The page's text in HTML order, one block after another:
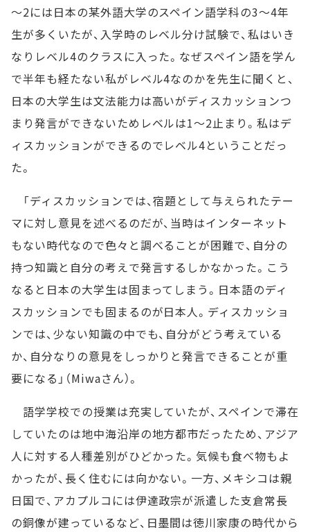
～2には日本の某外語大学のスペイン語学科の3～4年
生が多くいたが、入学時のレベル分け試験で、私はいき
なりレベル4のクラスに入った。なぜスペイン語を学ん
で半年も経たない私がレベル4なのかを先生に聞くと、
日本の大学生は文法能力は高いがディスカッションつ
まり発言ができないためレベルは1～2止まり。私はデ
ィスカッションができるのでレベル4ということだっ
た。
「ディスカッションでは、宿題として与えられたテー
マに対し意見を述べるのだが、当時はインターネット
もない時代なので色々と調べることが困難で、自分の
持つ知識と自分の考えで発言するしかなかった。こう
なると日本の大学生は固まってしまう。日本語のディ
スカッションでも固まるのが日本人。ディスカッショ
ンでは、少ない知識の中でも、自分がどう考えている
か、自分なりの意見をしっかりと発言できることが重
要になる」（Miwaさん）。
語学学校での授業は充実していたが、スペインで滞在
していたのは地中海沿岸の地方都市だったため、アジア
人に対する人種差別がひどかった。気候も食べ物もよ
かったが、長く住むには向かない。一方、メキシコは親
日国で、アカプルコには伊達政宗が派遣した支倉常長
の銅像が建っているなど、日墨間は徳川家康の時代から